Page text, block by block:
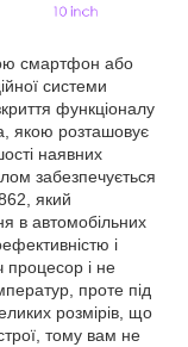
смартфон або
системи
функціоналу
якою розташовує
наявних
забезпечується
який
в автомобільних
і
процесор і не
проте під
розмірів, що
тому вам не